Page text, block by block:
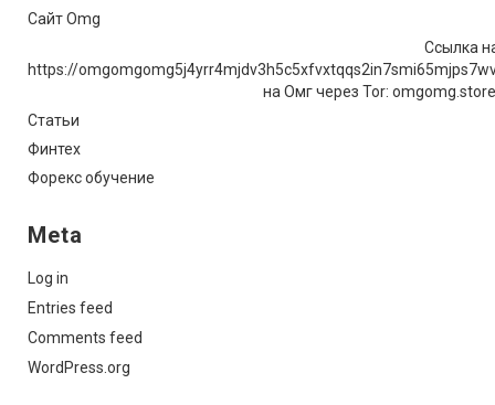
Сайт Omg
Ссылка
https://
на Омг через Tor:
Статьи
Финтех
Форекс обучение
Meta
Log in
Entries feed
Comments feed
WordPress.org